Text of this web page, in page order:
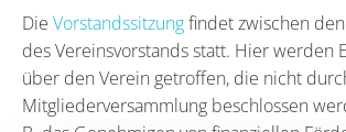
Die Vorstandssitzungfindet zwischen
des Vereinsvorstands statt. Hier werden
über den Verein getroffen, die nicht
Mitgliederversammlung beschlossen